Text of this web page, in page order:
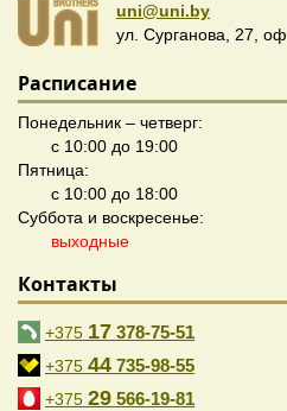
uni@uni.by
ул. Сурганова, 27,
Расписание
Понедельник – четверг:
с 10:00 до 19:00
Пятница:
с 10:00 до 18:00
Суббота и воскресенье:
выходные
Контакты
+375 17 378-75-51
+375 44 735-98-55
+375 29 566-19-81